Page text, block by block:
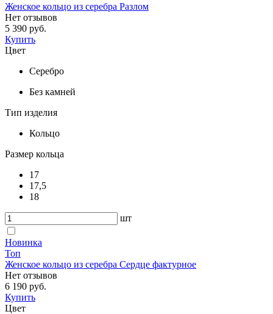
Женское кольцо из серебра Разлом
Нет отзывов
5 390 руб.
Купить
Цвет
Серебро
Без камней
Тип изделия
Кольцо
Размер кольца
17
17,5
18
шт
Новинка
Топ
Женское кольцо из серебра Сердце фактурное
Нет отзывов
6 190 руб.
Купить
Цвет